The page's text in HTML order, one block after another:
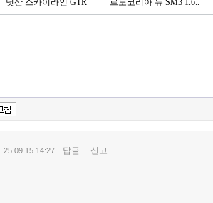
닛산 스카이라인 GTR 르노코리아 뉴 SM3 1.6..
25.09.15 14:27 답글 신고